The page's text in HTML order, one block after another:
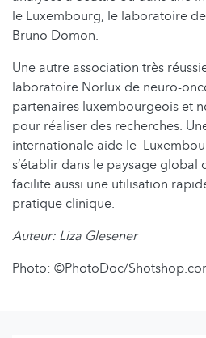
le Luxembourg, le laboratoire
Bruno Domon.
Une autre association très
laboratoire Norlux de neuro-
partenaires luxembourgeois et
pour réaliser des recherches.
internationale aide le
s’établir dans le paysage global
facilite aussi une utilisation
pratique clinique.
Auteur: Liza Glesener
Photo: ©PhotoDoc/